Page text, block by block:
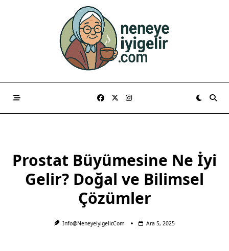
Prostat Büyümesine Ne İyi
Gelir? Doğal ve Bilimsel
Çözümler
Info@neneyeiyigelir.com Ara 5, 2025